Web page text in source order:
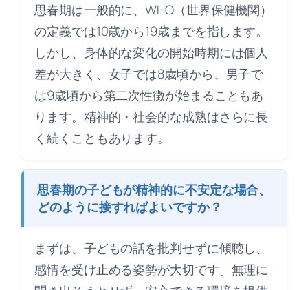
思春期は一般的に、WHO（世界保健機関）
の定義では10歳から19歳までを指します。
しかし、身体的な変化の開始時期には個人
差が大きく、女子では8歳頃から、男子で
は9歳頃から第二次性徴が始まることもあ
ります。精神的・社会的な成熟はさらに長
く続くこともあります。
思春期の子どもが精神的に不安定な場合、
どのように接すればよいですか？
まずは、子どもの話を批判せずに傾聴し、
感情を受け止める姿勢が大切です。無理に